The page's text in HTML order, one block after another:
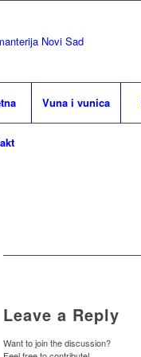
Vuna i vunica
Leave a Reply
Want to join the discussion?